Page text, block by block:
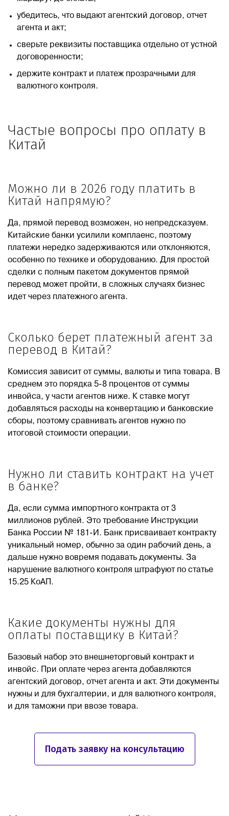
убедитесь, что выдают агентский договор, отчет
агента и акт;
сверьте реквизиты поставщика отдельно от устной
договоренности;
держите контракт и платеж прозрачными для
валютного контроля.
Частые вопросы про оплату в
Китай
Можно ли в 2026 году платить в
Китай напрямую?
Да, прямой перевод возможен, но непредсказуем.
Китайские банки усилили комплаенс, поэтому
платежи нередко задерживаются или отклоняются,
особенно по технике и оборудованию. Для простой
сделки с полным пакетом документов прямой
перевод может пройти, в сложных случаях бизнес
идет через платежного агента.
Сколько берет платежный агент за
перевод в Китай?
Комиссия зависит от суммы, валюты и типа товара. В
среднем это порядка 5-8 процентов от суммы
инвойса, у части агентов ниже. К ставке могут
добавляться расходы на конвертацию и банковские
сборы, поэтому сравнивать агентов нужно по
итоговой стоимости операции.
Нужно ли ставить контракт на учет
в банке?
Да, если сумма импортного контракта от 3
миллионов рублей. Это требование Инструкции
Банка России № 181-И. Банк присваивает контракту
уникальный номер, обычно за один рабочий день, а
дальше нужно вовремя подавать документы. За
нарушение валютного контроля штрафуют по статье
15.25 КоАП.
Какие документы нужны для
оплаты поставщику в Китай?
Базовый набор это внешнеторговый контракт и
инвойс. При оплате через агента добавляются
агентский договор, отчет агента и акт. Эти документы
нужны и для бухгалтерии, и для валютного контроля,
и для таможни при ввозе товара.
Подать заявку на консультацию